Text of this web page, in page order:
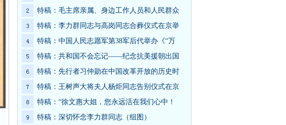
特稿：毛主席亲属、身边工作人员和人民群众
特稿：李力群同志与高岗同志合葬仪式在京举
特稿：中国人民志愿军第38军后代举办《“万
特稿：共和国不会忘记——纪念抗美援朝出国
特稿：先行者习仲勋在中国改革开放的历史时
特稿：王树声大将夫人杨炬同志告别仪式在京
特稿：“徐文惠大姐，您永远活在我们心中！
特稿：深切怀念李力群同志（组图）